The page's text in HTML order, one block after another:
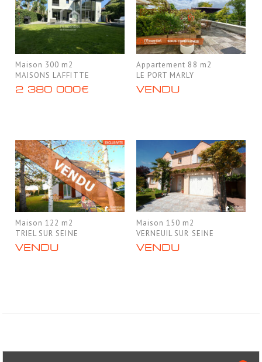
Maison 300 m2
MAISONS LAFFITTE
2 380 000€
Appartement 88 m2
LE PORT MARLY
VENDU
Maison 122 m2
TRIEL SUR SEINE
VENDU
Maison 150 m2
VERNEUIL SUR SEINE
VENDU